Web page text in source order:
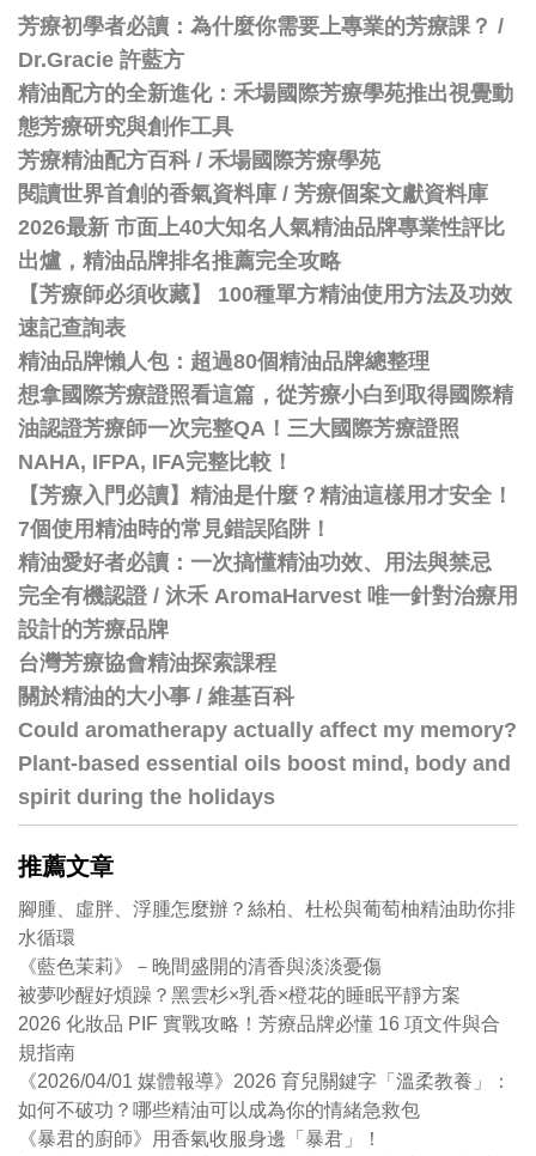
芳療初學者必讀：為什麼你需要上專業的芳療課？ /
Dr.Gracie 許藍方
精油配方的全新進化：禾場國際芳療學苑推出視覺動
態芳療研究與創作工具
芳療精油配方百科 / 禾場國際芳療學苑
閱讀世界首創的香氣資料庫 / 芳療個案文獻資料庫
2026最新 市面上40大知名人氣精油品牌專業性評比
出爐，精油品牌排名推薦完全攻略
【芳療師必須收藏】 100種單方精油使用方法及功效
速記查詢表
精油品牌懶人包：超過80個精油品牌總整理
想拿國際芳療證照看這篇，從芳療小白到取得國際精
油認證芳療師一次完整QA！三大國際芳療證照
NAHA, IFPA, IFA完整比較！
【芳療入門必讀】精油是什麼？精油這樣用才安全！
7個使用精油時的常見錯誤陷阱！
精油愛好者必讀：一次搞懂精油功效、用法與禁忌
完全有機認證 / 沐禾 AromaHarvest 唯一針對治療用
設計的芳療品牌
台灣芳療協會精油探索課程
關於精油的大小事 / 維基百科
Could aromatherapy actually affect my memory?
Plant-based essential oils boost mind, body and
spirit during the holidays
推薦文章
腳腫、虛胖、浮腫怎麼辦？絲柏、杜松與葡萄柚精油助你排
水循環
《藍色茉莉》－晚間盛開的清香與淡淡憂傷
被夢吵醒好煩躁？黑雲杉×乳香×橙花的睡眠平靜方案
2026 化妝品 PIF 實戰攻略！芳療品牌必懂 16 項文件與合
規指南
《2026/04/01 媒體報導》2026 育兒關鍵字「溫柔教養」：
如何不破功？哪些精油可以成為你的情緒急救包
《暴君的廚師》用香氣收服身邊「暴君」！